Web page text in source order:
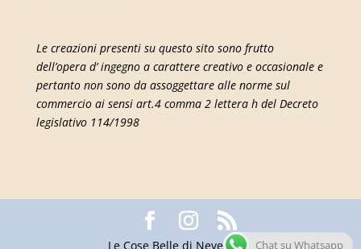
Le creazioni presenti su questo sito sono frutto
dell’opera d’ ingegno a carattere creativo e occasionale e
pertanto non sono da assoggettare alle norme sul
commercio ai sensi art.4 comma 2 lettera h del Decreto
legislativo 114/1998
Le Cose Belle di Neverland Chat su Whatsapp